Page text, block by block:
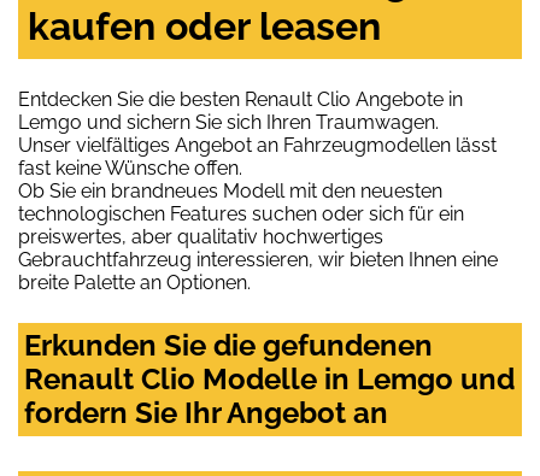
kaufen oder leasen
Entdecken Sie die besten Renault Clio Angebote in
Lemgo und sichern Sie sich Ihren Traumwagen.
Unser vielfältiges Angebot an Fahrzeugmodellen lässt
fast keine Wünsche offen.
Ob Sie ein brandneues Modell mit den neuesten
technologischen Features suchen oder sich für ein
preiswertes, aber qualitativ hochwertiges
Gebrauchtfahrzeug interessieren, wir bieten Ihnen eine
breite Palette an Optionen.
Erkunden Sie die gefundenen
Renault Clio Modelle in Lemgo und
fordern Sie Ihr Angebot an